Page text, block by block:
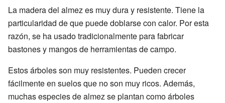
La madera del almez es muy dura y resistente. Tiene la
particularidad de que puede doblarse con calor. Por esta
razón, se ha usado tradicionalmente para fabricar
bastones y mangos de herramientas de campo.
Estos árboles son muy resistentes. Pueden crecer
fácilmente en suelos que no son muy ricos. Además,
muchas especies de almez se plantan como árboles